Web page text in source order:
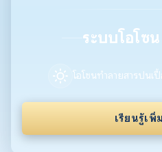
ระบบโอโซ
โอโซนทำลายสารปน
เรียนรู้เพิ่